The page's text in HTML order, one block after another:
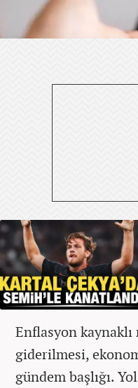
Enflasyon kaynaklı
giderilmesi,
gündem başlığı.